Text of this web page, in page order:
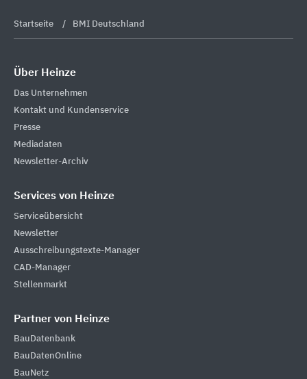
Startseite BMI Deutschland
Über Heinze
Das Unternehmen
Kontakt und Kundenservice
Presse
Mediadaten
Newsletter-Archiv
Services von Heinze
Serviceübersicht
Newsletter
Ausschreibungstexte-Manager
CAD-Manager
Stellenmarkt
Partner von Heinze
BauDatenbank
BauDatenOnline
BauNetz